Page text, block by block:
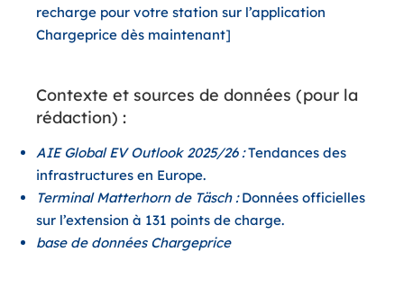
recharge pour votre station sur l’application
Chargeprice dès maintenant]
Contexte et sources de données (pour la
rédaction) :
AIE Global EV Outlook 2025/26 :Tendances des
infrastructures en Europe.
Terminal Matterhorn de Täsch :Données officielles
sur l’extension à 131 points de charge.
base de données Chargeprice